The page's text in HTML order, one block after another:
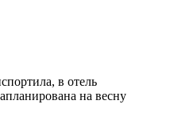
в отель
на весну